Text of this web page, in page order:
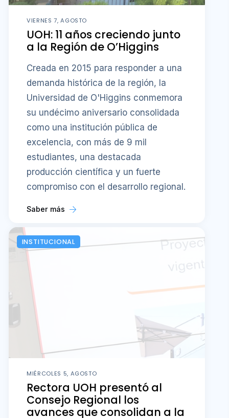
VIERNES 7, AGOSTO
UOH: 11 años creciendo junto
a la Región de O’Higgins
Creada en 2015 para responder a una
demanda histórica de la región, la
Universidad de O'Higgins conmemora
su undécimo aniversario consolidada
como una institución pública de
excelencia, con más de 9 mil
estudiantes, una destacada
producción científica y un fuerte
compromiso con el desarrollo regional.
Saber más
INSTITUCIONAL
MIÉRCOLES 5, AGOSTO
Rectora UOH presentó al
Consejo Regional los
avances que consolidan a la